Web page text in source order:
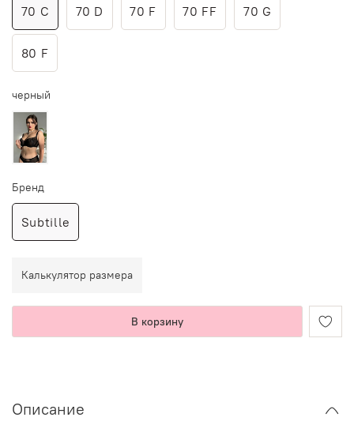
Калькулятор размера
В корзину
70 C 70 D 70 F 70 FF 70 G
80 F
черный
Бренд
Subtille
Описание